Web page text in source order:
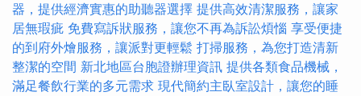
器，提供經濟實惠的助聽器選擇 提供高效清潔服務，讓家
居無瑕疵 免費寫訴狀服務，讓您不再為訴訟煩惱 享受便捷
的到府外燴服務，讓派對更輕鬆 打掃服務，為您打造清新
整潔的空間 新北地區台胞證辦理資訊 提供各類食品機械，
滿足餐飲行業的多元需求 現代簡約主臥室設計，讓您的睡